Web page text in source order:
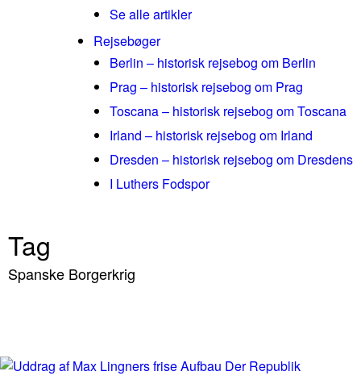
Se alle artikler
Rejsebøger
Berlin – historisk rejsebog om Berlin
Prag – historisk rejsebog om Prag
Toscana – historisk rejsebog om Toscana
Irland – historisk rejsebog om Irland
Dresden – historisk rejsebog om Dresdens
I Luthers Fodspor
Tag
Spanske Borgerkrig